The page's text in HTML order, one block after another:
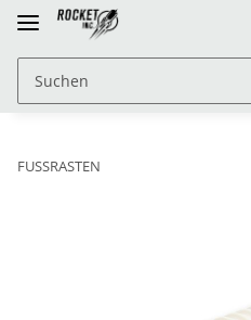
FUSSRASTEN